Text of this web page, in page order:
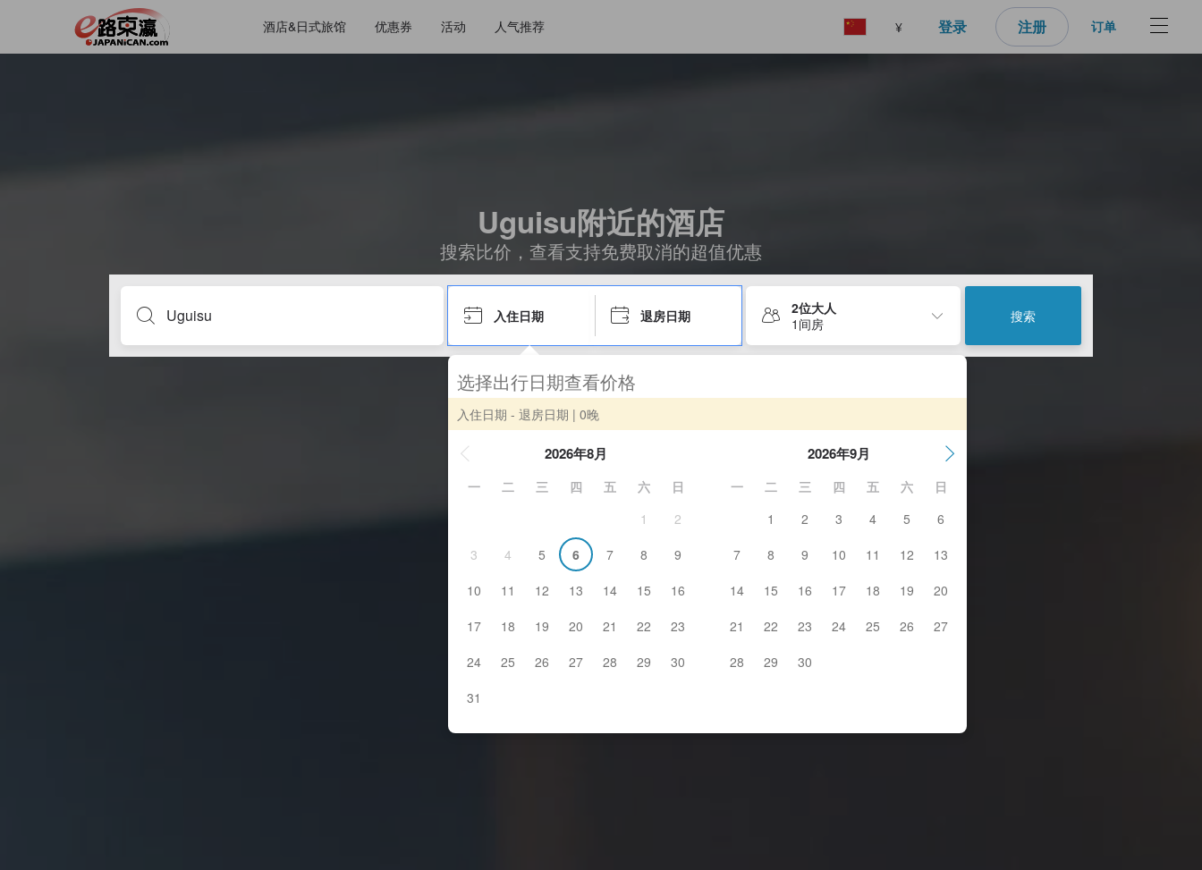
酒店&日式旅馆 优惠券 活动 人气推荐 ¥ 登录 注册 订单
Uguisu附近的酒店
搜索比价，查看支持免费取消的超值优惠
入住日期 退房日期
2位大人
1间房
搜索
选择出行日期查看价格
入住日期 - 退房日期 | 0晚
2026年8月
一 二 三 四 五 六
日
1
2
3
4 5 6 7 8
9
10
11 12 13 14 15
16
17
18 19 20 21 22
23
24
25 26 27 28 29
30
31
2026年9月
一 二 三 四 五 六
日
1
2 3 4 5
6
7
8 9 10 11 12
13
14
15 16 17 18 19
20
21
22 23 24 25 26
27
28
29 30